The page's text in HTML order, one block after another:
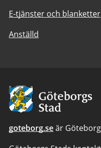
E-tjänster och blanketter
Anställd
Avsändare:
Göteborgs
Stad
goteborg.seär